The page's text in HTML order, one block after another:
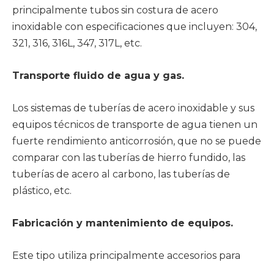
principalmente tubos sin costura de acero
inoxidable con especificaciones que incluyen: 304,
321, 316, 316L, 347, 317L, etc.
Transporte fluido de agua y gas.
Los sistemas de tuberías de acero inoxidable y sus
equipos técnicos de transporte de agua tienen un
fuerte rendimiento anticorrosión, que no se puede
comparar con las tuberías de hierro fundido, las
tuberías de acero al carbono, las tuberías de
plástico, etc.
Fabricación y mantenimiento de equipos.
Este tipo utiliza principalmente accesorios para